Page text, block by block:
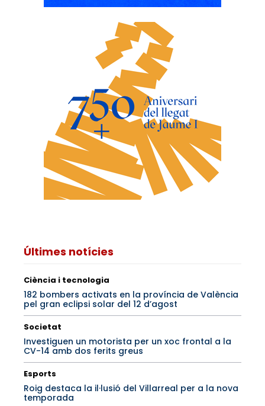
Últimes notícies
Ciència i tecnologia
182 bombers activats en la província de València
pel gran eclipsi solar del 12 d’agost
Societat
Investiguen un motorista per un xoc frontal a la
CV-14 amb dos ferits greus
Esports
Roig destaca la il·lusió del Villarreal per a la nova
temporada